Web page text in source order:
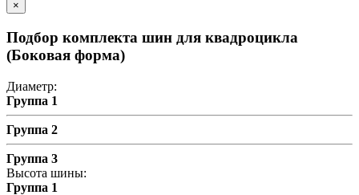
×
Подбор комплекта шин для квадроцикла
(Боковая форма)
Диаметр:
Группа 1
Группа 2
Группа 3
Высота шины:
Группа 1